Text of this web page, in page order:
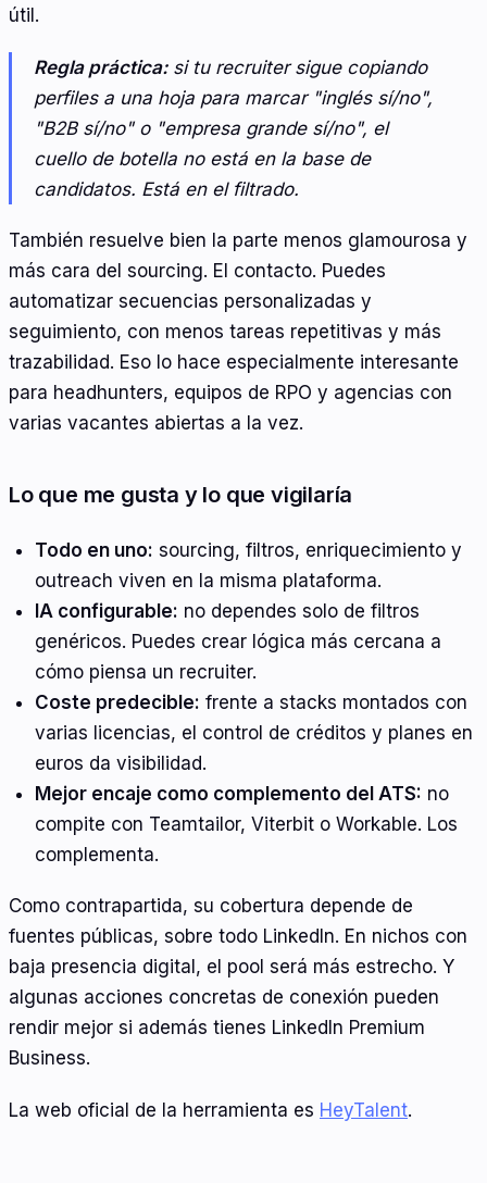
útil.
Regla práctica:si tu recruiter sigue copiando
perfiles a una hoja para marcar "inglés sí/no",
"B2B sí/no" o "empresa grande sí/no", el
cuello de botella no está en la base de
candidatos. Está en el filtrado.
También resuelve bien la parte menos glamourosa y
más cara del sourcing. El contacto. Puedes
automatizar secuencias personalizadas y
seguimiento, con menos tareas repetitivas y más
trazabilidad. Eso lo hace especialmente interesante
para headhunters, equipos de RPO y agencias con
varias vacantes abiertas a la vez.
Lo que me gusta y lo que vigilaría
Todo en uno: sourcing, filtros, enriquecimiento y
outreach viven en la misma plataforma.
IA configurable: no dependes solo de filtros
genéricos. Puedes crear lógica más cercana a
cómo piensa un recruiter.
Coste predecible: frente a stacks montados con
varias licencias, el control de créditos y planes en
euros da visibilidad.
Mejor encaje como complemento del ATS: no
compite con Teamtailor, Viterbit o Workable. Los
complementa.
Como contrapartida, su cobertura depende de
fuentes públicas, sobre todo LinkedIn. En nichos con
baja presencia digital, el pool será más estrecho. Y
algunas acciones concretas de conexión pueden
rendir mejor si además tienes LinkedIn Premium
Business.
La web oficial de la herramienta es HeyTalent.